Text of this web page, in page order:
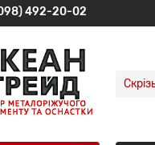
492-20-02